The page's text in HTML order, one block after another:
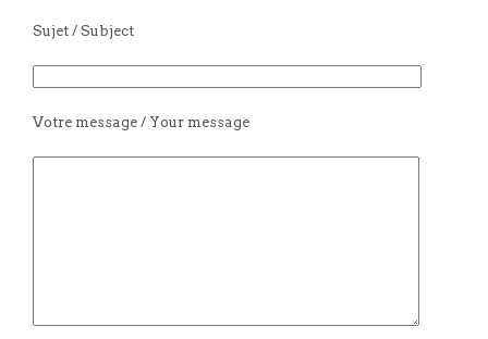
Sujet / Subject
Votre message / Your message